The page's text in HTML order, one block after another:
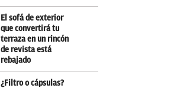
El sofá de exterior
que convertirá tu
terraza en un rincón
de revista está
rebajado
¿Filtro o cápsulas?